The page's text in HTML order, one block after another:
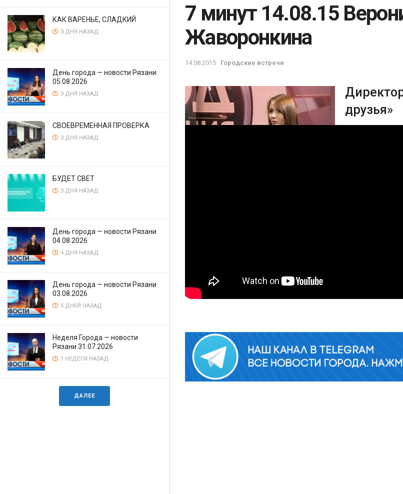
КАК ВАРЕНЬЕ, СЛАДКИЙ
3 ДНЯ НАЗАД
День города — новости Рязани
05.08.2026
3 ДНЯ НАЗАД
СВОЕВРЕМЕННАЯ ПРОВЕРКА
3 ДНЯ НАЗАД
БУДЕТ СВЕТ
3 ДНЯ НАЗАД
День города — новости Рязани
04.08.2026
4 ДНЯ НАЗАД
День города — новости Рязани
03.08.2026
5 ДНЕЙ НАЗАД
Неделя Города — новости
Рязани 31.07.2026
1 НЕДЕЛЯ НАЗАД
ДАЛЕЕ
7 минут 14.08.15
Жаворонкина
14.08.2015 Городские встречи
друзья»